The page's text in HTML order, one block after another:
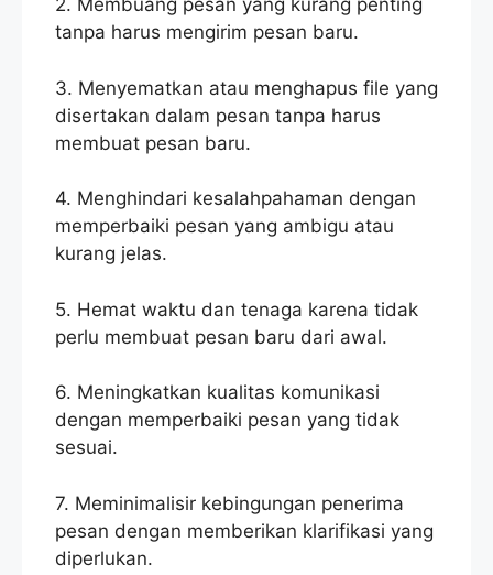
2. Membuang pesan yang kurang penting
tanpa harus mengirim pesan baru.
3. Menyematkan atau menghapus file yang
disertakan dalam pesan tanpa harus
membuat pesan baru.
4. Menghindari kesalahpahaman dengan
memperbaiki pesan yang ambigu atau
kurang jelas.
5. Hemat waktu dan tenaga karena tidak
perlu membuat pesan baru dari awal.
6. Meningkatkan kualitas komunikasi
dengan memperbaiki pesan yang tidak
sesuai.
7. Meminimalisir kebingungan penerima
pesan dengan memberikan klarifikasi yang
diperlukan.